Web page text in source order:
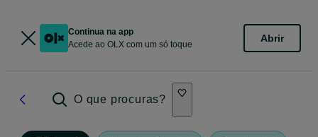
Continua na app
Acede ao OLX com um só toque
Abrir
O que procuras?